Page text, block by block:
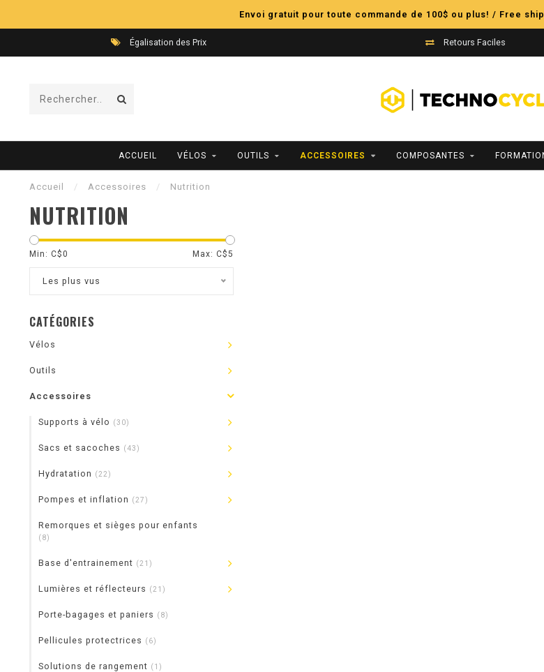
Envoi gratuit pour toute commande de 100$ ou plus! / Free
Égalisation des Prix Retours Faciles
ACCUEIL VÉLOS OUTILS ACCESSOIRES COMPOSANTES
Accueil / Accessoires / Nutrition
NUTRITION
Min: C$0 Max: C$5
Les plus vus
CATÉGORIES
Vélos
Outils
Accessoires
Supports à vélo (30)
Sacs et sacoches (43)
Hydratation (22)
Pompes et inflation (27)
Remorques et sièges pour enfants
(8)
Base d'entrainement (21)
Lumières et réflecteurs (21)
Porte-bagages et paniers (8)
Pellicules protectrices (6)
Solutions de rangement (1)